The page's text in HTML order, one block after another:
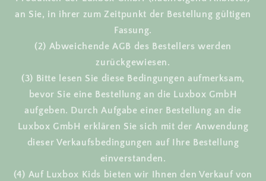
an Sie, in ihrer zum Zeitpunkt der Bestellung gültigen
Fassung.
(2) Abweichende AGB des Bestellers werden
zurückgewiesen.
(3) Bitte lesen Sie diese Bedingungen aufmerksam,
bevor Sie eine Bestellung an die Luxbox GmbH
aufgeben. Durch Aufgabe einer Bestellung an die
Luxbox GmbH erklären Sie sich mit der Anwendung
dieser Verkaufsbedingungen auf Ihre Bestellung
einverstanden.
(4) Auf Luxbox Kids bieten wir Ihnen den Verkauf von